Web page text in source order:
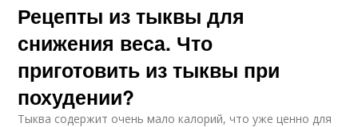
Рецепты из тыквы для
снижения веса. Что
приготовить из тыквы при
похудении?
Тыква содержит очень мало калорий, что уже ценно для